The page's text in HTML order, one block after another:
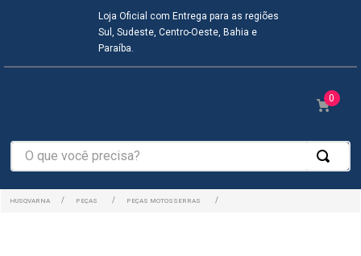
Loja Oficial com Entrega para as regiões
Sul, Sudeste, Centro-Oeste, Bahia e
Paraíba.
0
O que você precisa?
PEÇAS PEÇAS MOTOSSERRAS